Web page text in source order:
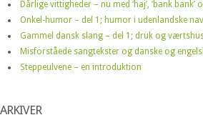
Dårlige vittigheder – nu med ‘haj’, ‘bank bank’
Onkel-humor – del 1; humor i udenlandske
Gammel dansk slang – del 1; druk og
Misforståede sangtekster og danske og
Steppeulvene – en introduktion
ARKIVER